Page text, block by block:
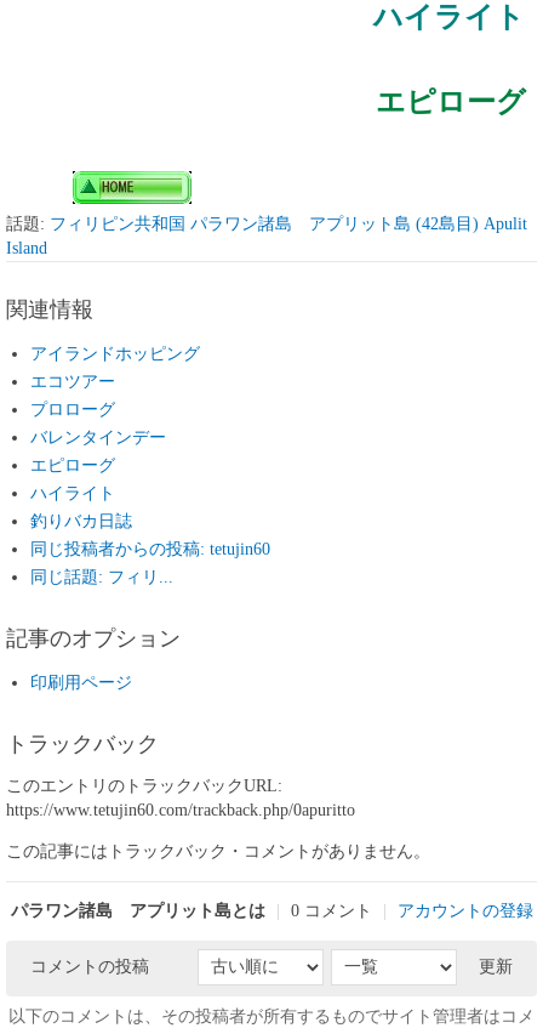
エピローグ
ハイライト
話題: フィリピン共和国 パラワン諸島 アプリット島 (42島目) Apulit
Island
関連情報
アイランドホッピング
エコツアー
プロローグ
バレンタインデー
エピローグ
ハイライト
釣りバカ日誌
同じ投稿者からの投稿: tetujin60
同じ話題: フィリ...
記事のオプション
印刷用ページ
トラックバック
このエントリのトラックバックURL:
https://www.tetujin60.com/trackback.php/0apuritto
この記事にはトラックバック・コメントがありません。
パラワン諸島 アプリット島とは 0 コメント アカウントの登録
コメントの投稿 更新
以下のコメントは、その投稿者が所有するものでサイト管理者はコメ